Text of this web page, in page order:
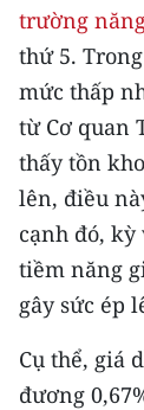
KIỂM
TRI THỨC
54 DÂN TỘC
CHƯƠNG
MỘT SẢN
RADIO
MEDIA
trường
thứ 5.
mức thấp
từ Cơ quan
thấy tồn
lên, điều
cạnh đó,
tiềm năng
gây sức ép
Cụ thể, giá
đương